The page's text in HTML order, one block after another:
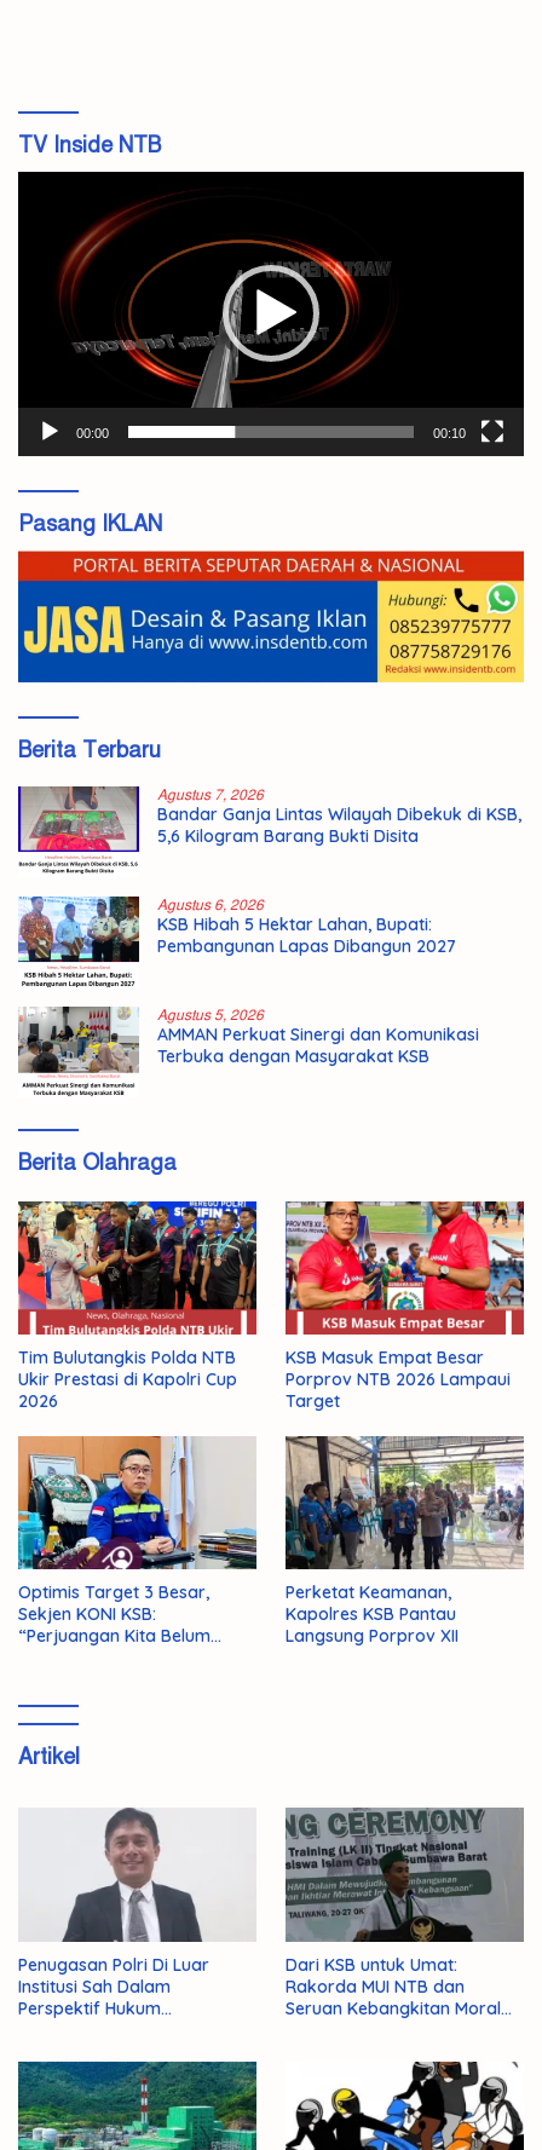
TV Inside NTB
00:00 00:10
Pasang IKLAN
Berita Terbaru
Agustus 7, 2026
Bandar Ganja Lintas Wilayah Dibekuk di KSB,
5,6 Kilogram Barang Bukti Disita
Agustus 6, 2026
KSB Hibah 5 Hektar Lahan, Bupati:
Pembangunan Lapas Dibangun 2027
Agustus 5, 2026
AMMAN Perkuat Sinergi dan Komunikasi
Terbuka dengan Masyarakat KSB
Berita Olahraga
Tim Bulutangkis Polda NTB
Ukir Prestasi di Kapolri Cup
2026
KSB Masuk Empat Besar
Porprov NTB 2026 Lampaui
Target
Optimis Target 3 Besar,
Sekjen KONI KSB:
“Perjuangan Kita Belum
Perketat Keamanan,
Kapolres KSB Pantau
Langsung Porprov XII
Artikel
Penugasan Polri Di Luar
Institusi Sah Dalam
Perspektif Hukum
Dari KSB untuk Umat:
Rakorda MUI NTB dan
Seruan Kebangkitan Moral